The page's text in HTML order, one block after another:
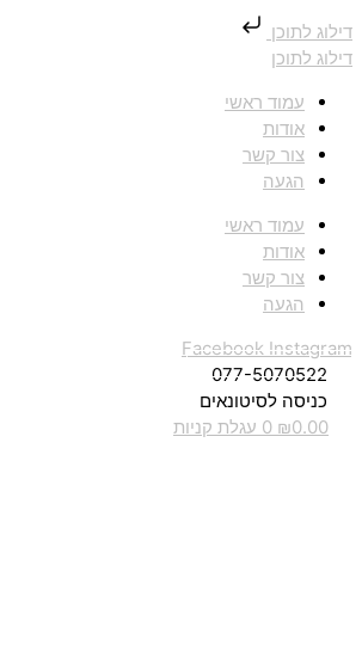
דילוג לתוכן
דילוג לתוכן
עמוד ראשי
אודות
צור קשר
הגעה
עמוד ראשי
אודות
צור קשר
הגעה
Facebook Instagram
077-5070522
כניסה לסיטונאים
₪0.00
0 עגלת קניות